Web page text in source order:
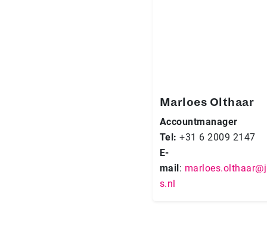
Marloes Olthaar
Accountmanager
Tel: +31 6 2009 2147
E-
mail :
s.nl